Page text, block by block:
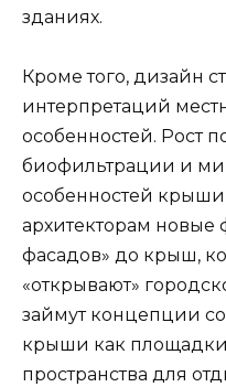
зданиях.
Кроме того, дизайн
интерпретаций
особенностей. Рост
биофильтрации и
особенностей крыши
архитекторам новые
фасадов» до крыш,
«открывают»
займут концепции
крыши как площадки
пространства для